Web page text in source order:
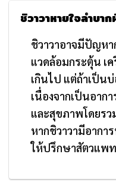
ชิวาวาหายใจลำบา
ชิวาวาอาจมีปัญหา
แวดล้อมกระตุ้น เ
เกินไป แต่ถ้าเป็
เนื่องจากเป็นอาก
และสุขภาพโดยร
หากชิวาวามีอากา
ให้ปรึกษาสัตวแพ